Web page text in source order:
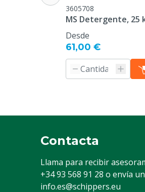
Talla
3605708
MS Detergente, 25
Desde
61,00 €
Contacta
Llama para recibir
+34 93 568 91 28 o envía
info.es@schippers.eu